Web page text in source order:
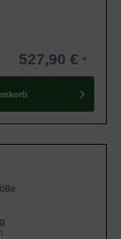
527,90 €